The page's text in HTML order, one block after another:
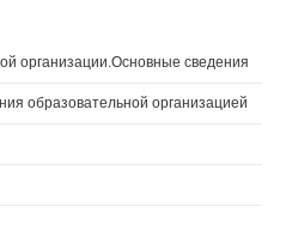
организации.Основные сведения
образовательной организацией